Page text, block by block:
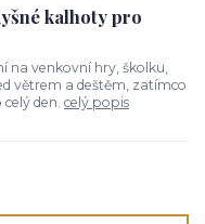
kalhoty pro
na venkovní hry, školku,
větrem a deštěm, zatímco
den. celý popis